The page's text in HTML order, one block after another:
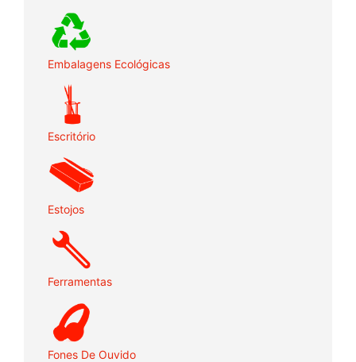
Embalagens Ecológicas
Escritório
Estojos
Ferramentas
Fones De Ouvido